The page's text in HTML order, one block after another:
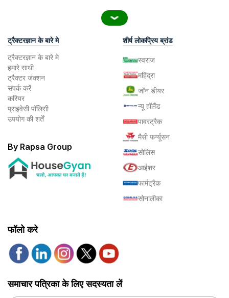
ट्रैक्टरज्ञान के बारे मे
ट्रैक्टरज्ञान के बारे मे
हमारे साथी
ट्रैक्टर जंक्शन
संपर्क करें
करियर
प्राइवेसी पॉलिसी
उपयोग की शर्तें
By Rapsa Group
शीर्ष लोकप्रिय ब्रांड
स्वराज
महिंद्रा
जॉन डीयर
न्यू हॉलैंड
पावरट्रैक
मैसी फर्ग्यूसन
सोलिस
आईशर
फार्मट्रैक
सोनालीका
फॉलो करे
समाचार पत्रिका के लिए सदस्यता लें